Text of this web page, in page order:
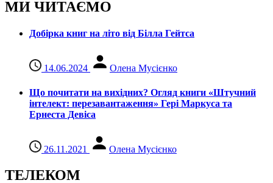
МИ ЧИТАЄМО
Добірка книг на літо від Білла Гейтса
14.06.2024 Олена Мусієнко
Що почитати на вихідних? Огляд книги «Штучний
інтелект: перезавантаження» Гері Маркуса та
Ернеста Девіса
26.11.2021 Олена Мусієнко
ТЕЛЕКОМ